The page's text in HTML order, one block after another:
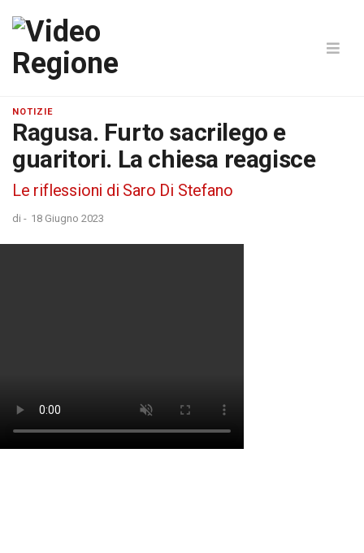
NOTIZIE
Ragusa. Furto sacrilego e
guaritori. La chiesa reagisce
Le riflessioni di Saro Di Stefano
di - 18 Giugno 2023